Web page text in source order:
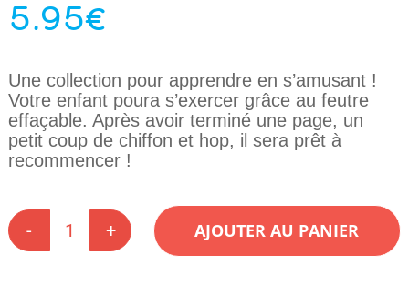
5.95€
Une collection pour apprendre en s’amusant !
Votre enfant poura s’exercer grâce au feutre
effaçable. Après avoir terminé une page, un
petit coup de chiffon et hop, il sera prêt à
recommencer !
quantité
de
AJOUTER AU PANIER